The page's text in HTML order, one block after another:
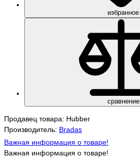
избранное
сравнение
Продавец товара: Hubber
Производитель: Bradas
Важная информация о товаре!
Важная информация о товаре!